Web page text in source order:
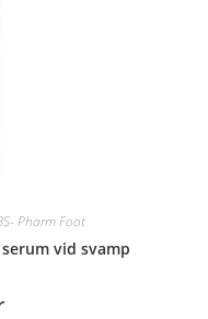
Pharm Foot
serum vid svamp